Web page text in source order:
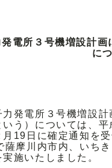
発電所３号機増設計
に
発電所３号機増設計
いう）については、
月19日に確定通知を
薩摩川内市内、いち
施いたしました。